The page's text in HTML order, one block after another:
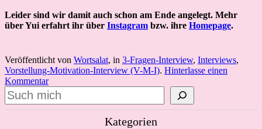
Leider sind wir damit auch schon am Ende angelegt. Mehr
über Yui erfahrt ihr über Instagram bzw. ihre Homepage.
Veröffentlicht von Wortsalat, in 3-Fragen-Interview, Interviews,
Vorstellung-Motivation-Interview (V-M-I). Hinterlasse einen
Kommentar
Suchen
Kategorien